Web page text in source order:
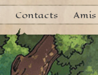
Contacts Amis